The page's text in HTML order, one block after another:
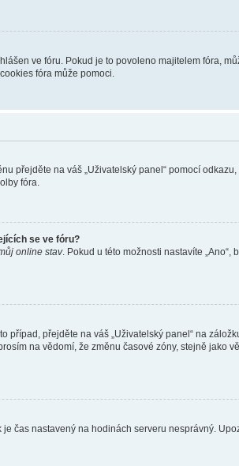
ve fóru. Pokud je to povoleno majitelem fóra,
fóra může pomoci.
přejděte na váš „Uživatelský panel“ pomocí
fóra.
se ve fóru?
online stav. Pokud u této možnosti nastavíte
přejděte na váš „Uživatelský panel“ na
na vědomí, že změnu časové zóny, stejně jako
čas nastavený na hodinách serveru nesprávný.